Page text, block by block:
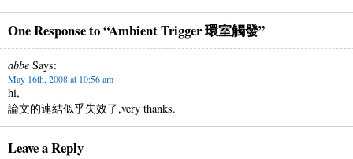
One Response to “Ambient Trigger 環室觸發”
abbe Says:
May 16th, 2008 at 10:56 am
hi,
論文的連結似乎失效了,very thanks.
Leave a Reply